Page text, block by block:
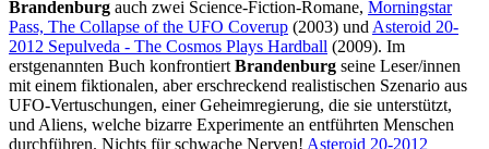
Brandenburg auch zwei Science-Fiction-Romane, Morningstar
Pass, The Collapse of the UFO Coverup (2003) und Asteroid 20-
2012 Sepulveda - The Cosmos Plays Hardball (2009). Im
erstgenannten Buch konfrontiert Brandenburg seine Leser/innen
mit einem fiktionalen, aber erschreckend realistischen Szenario aus
UFO-Vertuschungen, einer Geheimregierung, die sie unterstützt,
und Aliens, welche bizarre Experimente an entführten Menschen
durchführen. Nichts für schwache Nerven! Asteroid 20-2012